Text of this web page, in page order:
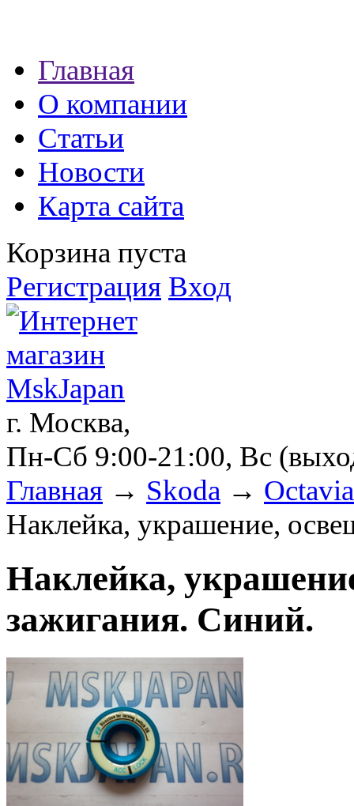
экспресс займы
Главная
О компании
Статьи
Новости
Карта сайта
Корзина пуста
Регистрация Вход
г. Москва,
Пн-Сб 9:00-21:00, Вс
Главная → Skoda →
Наклейка, украшение,
Наклейка,
зажигания. Синий.